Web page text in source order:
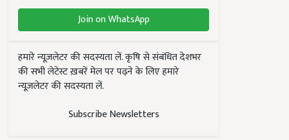
Join on WhatsApp
हमारे न्यूज़लेटर की सदस्यता लें. कृषि से संबंधित देशभर
की सभी लेटेस्ट ख़बरें मेल पर पढ़ने के लिए हमारे
न्यूज़लेटर की सदस्यता लें.
Subscribe Newsletters